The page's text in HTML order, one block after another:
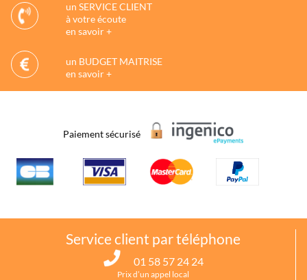
un SERVICE CLIENT
à votre écoute
en savoir +
un BUDGET MAITRISE
en savoir +
Paiement sécurisé
Service client par téléphone
01 58 57 24 24
Prix d’un appel local